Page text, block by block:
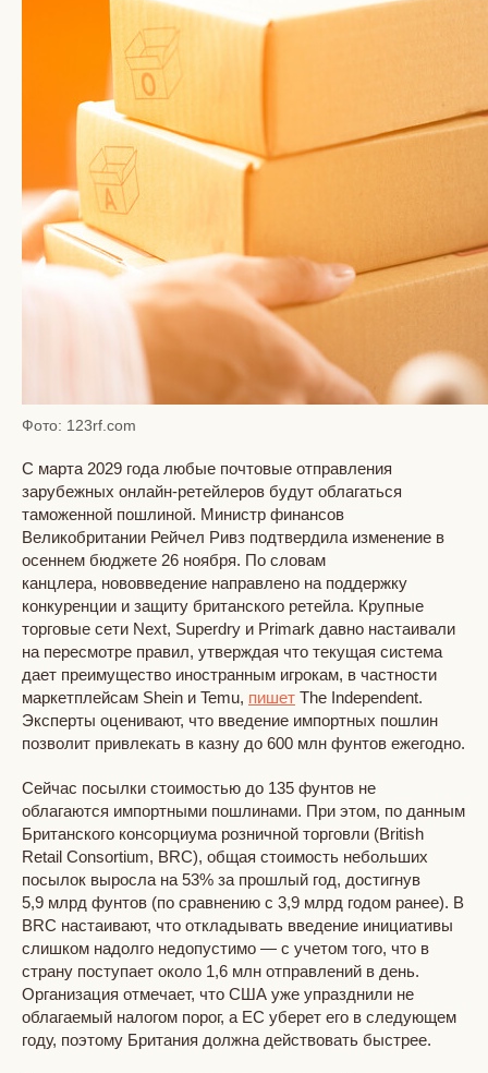
Фото: 123rf.com
С марта 2029 года любые почтовые отправления
зарубежных онлайн-ретейлеров будут облагаться
таможенной пошлиной. Министр финансов
Великобритании Рейчел Ривз подтвердила изменение в
осеннем бюджете 26 ноября. По словам
канцлера, нововведение направлено на поддержку
конкуренции и защиту британского ретейла. Крупные
торговые сети Next, Superdry и Primark давно настаивали
на пересмотре правил, утверждая что текущая система
дает преимущество иностранным игрокам, в частности
маркетплейсам Shein и Temu, пишет The Independent.
Эксперты оценивают, что введение импортных пошлин
позволит привлекать в казну до 600 млн фунтов ежегодно.
Сейчас посылки стоимостью до 135 фунтов не
облагаются импортными пошлинами. При этом, по данным
Британского консорциума розничной торговли (British
Retail Consortium, BRC), общая стоимость небольших
посылок выросла на 53% за прошлый год, достигнув
5,9 млрд фунтов (по сравнению с 3,9 млрд годом ранее). В
BRC настаивают, что откладывать введение инициативы
слишком надолго недопустимо — с учетом того, что в
страну поступает около 1,6 млн отправлений в день.
Организация отмечает, что США уже упразднили не
облагаемый налогом порог, а ЕС уберет его в следующем
году, поэтому Британия должна действовать быстрее.